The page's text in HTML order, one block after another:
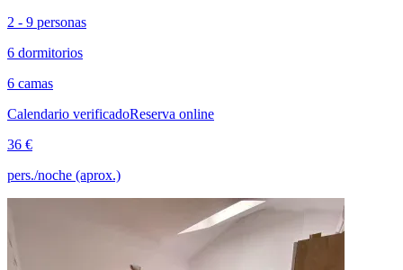
2 - 9 personas
6 dormitorios
6 camas
Calendario verificadoReserva online
36 €
pers./noche (aprox.)